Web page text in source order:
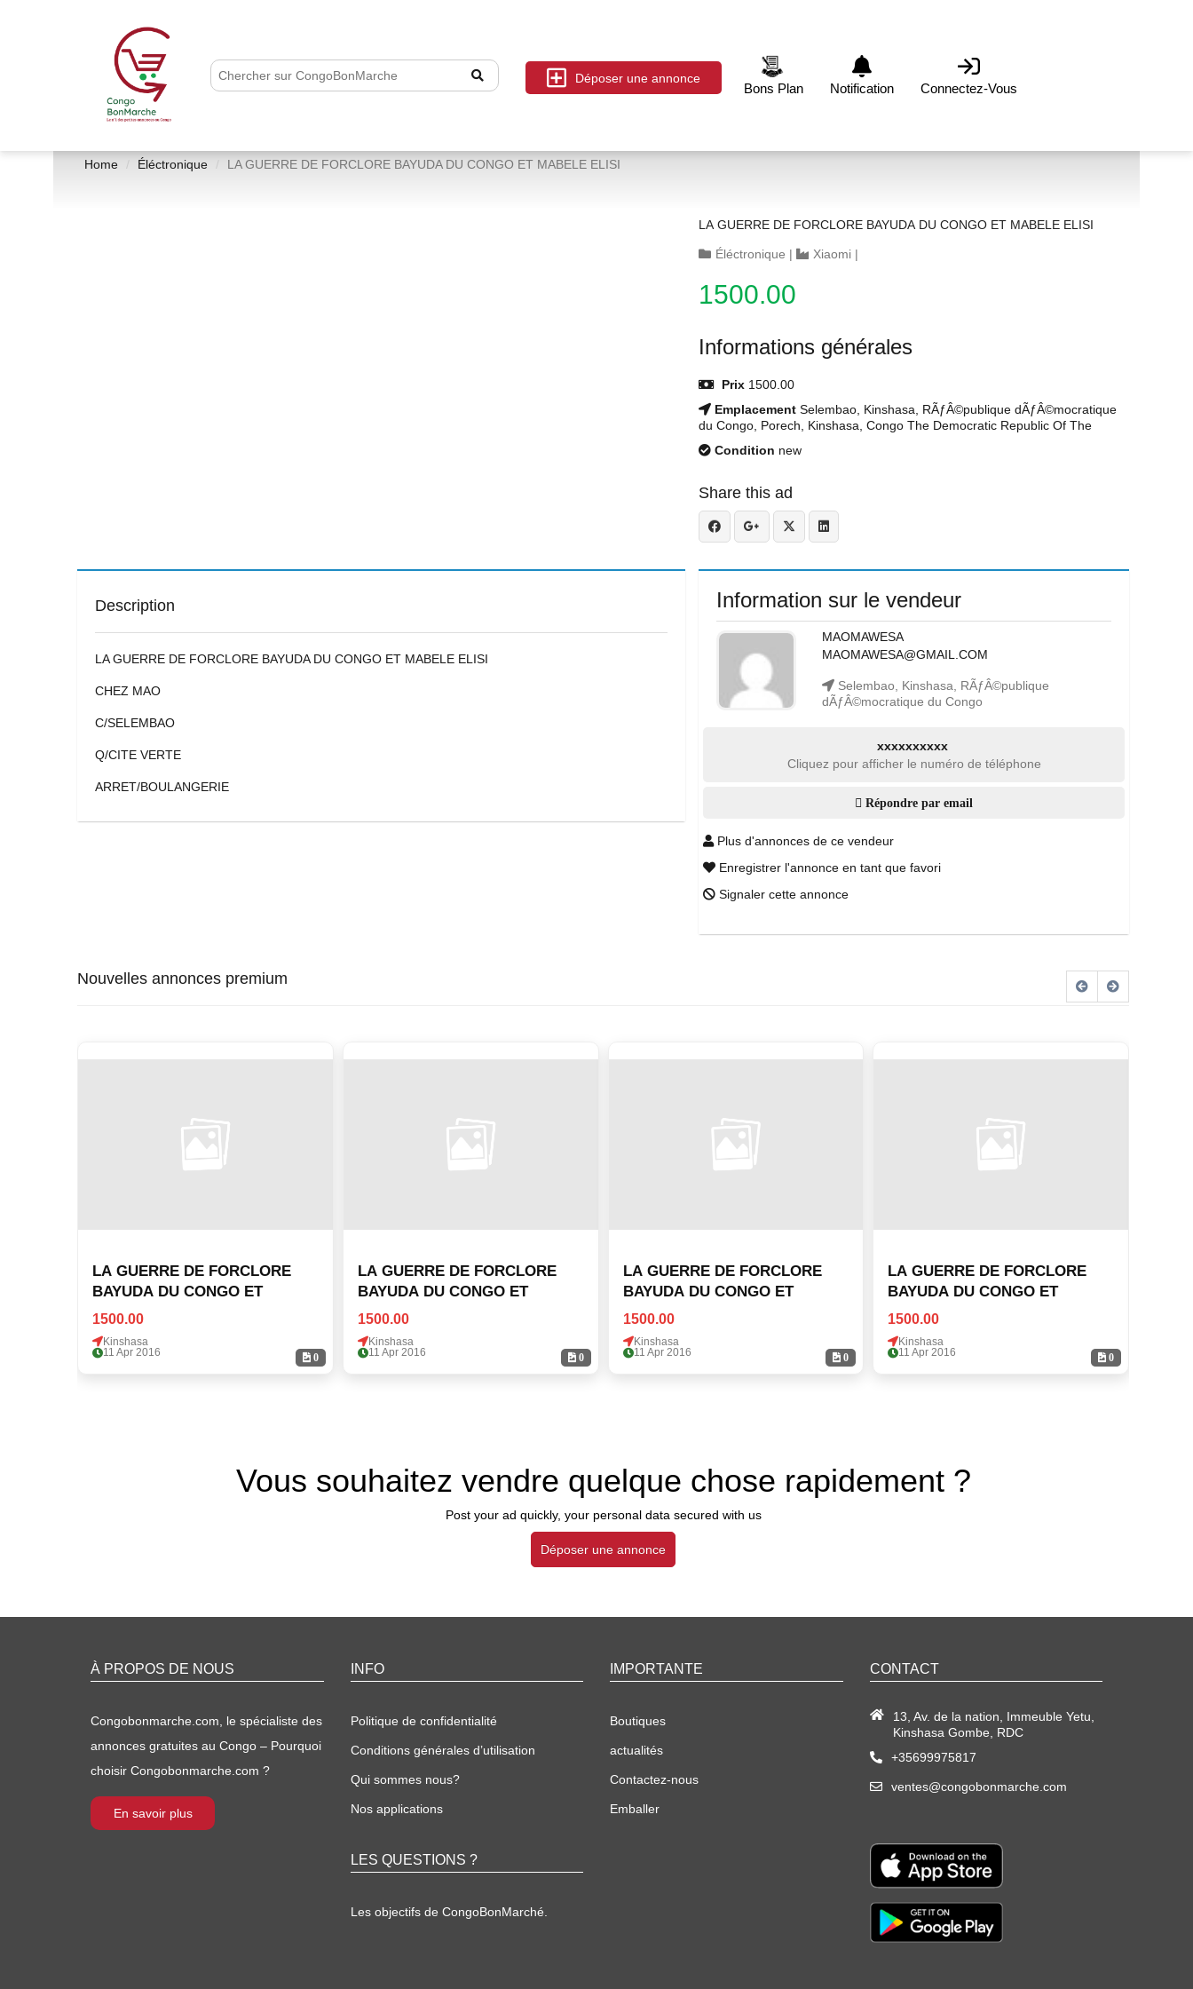
Déposer une annonce
Bons Plan Notification Connectez-Vous
Home Éléctronique LA GUERRE DE FORCLORE BAYUDA DU CONGO ET MABELE ELISI
LA GUERRE DE FORCLORE BAYUDA DU CONGO ET MABELE ELISI
Éléctronique | Xiaomi |
1500.00
Informations générales
Prix 1500.00
Emplacement Selembao, Kinshasa, RÃƒÂ©publique dÃƒÂ©mocratique
du Congo, Porech, Kinshasa, Congo The Democratic Republic Of The
Condition new
Share this ad
Description
LA GUERRE DE FORCLORE BAYUDA DU CONGO ET MABELE ELISI
CHEZ MAO
C/SELEMBAO
Q/CITE VERTE
ARRET/BOULANGERIE
Information sur le vendeur
MAOMAWESA
MAOMAWESA@GMAIL.COM
Selembao, Kinshasa, RÃƒÂ©publique
dÃƒÂ©mocratique du Congo
xxxxxxxxxx
Cliquez pour afficher le numéro de téléphone
Répondre par email
Plus d'annonces de ce vendeur
Enregistrer l'annonce en tant que favori
Signaler cette annonce
Nouvelles annonces premium
0
LA GUERRE DE FORCLORE
BAYUDA DU CONGO ET
1500.00
Kinshasa
11 Apr 2016
0
LA GUERRE DE FORCLORE
BAYUDA DU CONGO ET
1500.00
Kinshasa
11 Apr 2016
0
LA GUERRE DE FORCLORE
BAYUDA DU CONGO ET
1500.00
Kinshasa
11 Apr 2016
0
LA GUERRE DE FORCLORE
BAYUDA DU CONGO ET
1500.00
Kinshasa
11 Apr 2016
Vous souhaitez vendre quelque chose rapidement ?
Post your ad quickly, your personal data secured with us
Déposer une annonce
À PROPOS DE NOUS
Congobonmarche.com, le spécialiste des
annonces gratuites au Congo – Pourquoi
choisir Congobonmarche.com ?
En savoir plus
INFO
Politique de confidentialité
Conditions générales d’utilisation
Qui sommes nous?
Nos applications
LES QUESTIONS ?
Les objectifs de CongoBonMarché.
IMPORTANTE
Boutiques
actualités
Contactez-nous
Emballer
CONTACT
13, Av. de la nation, Immeuble Yetu,
Kinshasa Gombe, RDC
+35699975817
ventes@congobonmarche.com